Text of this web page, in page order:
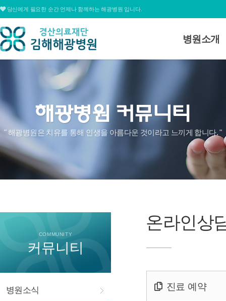
당신에게 필요한 순간 언제나 함께하는 해광병원 입니다.
병원소개
병원장 인사
병원연혁
심볼&로고
병원조직도
병원둘러보
찾아오시는
대표전화
055.311.1678
평일
09:00 ~ 12:30 / 13:30 ~ 17:00
토요일09:00 ~ 15:00
" 해광병원은 치유를 통해 인생을 아름다운 것이라고 느끼게 합니다. "
COMMUNITY
커뮤니티
병원소식
온라인상
진료 예약